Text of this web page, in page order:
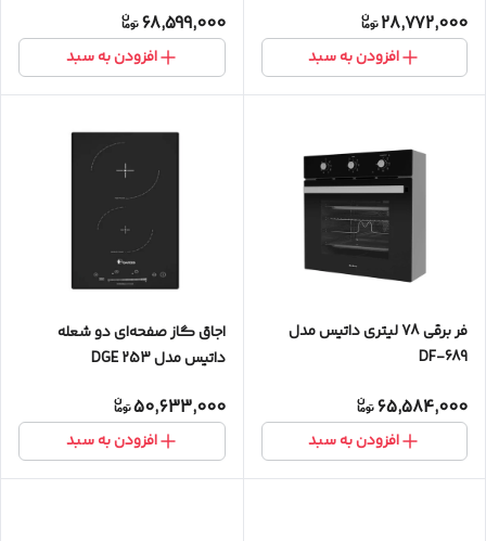
28,772,000
افزودن به سبد
68,599,000
افزودن به سبد
فر برقی 78 لیتری داتیس مدل
DF-689
65,584,000
افزودن به سبد
اجاق گاز صفحه‌ای دو شعله
داتیس مدل DGE 253
50,633,000
افزودن به سبد